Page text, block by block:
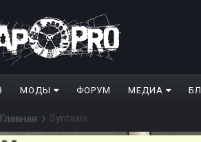
МОДЫ ФОРУМ МЕДИА
Главная Syntaxis